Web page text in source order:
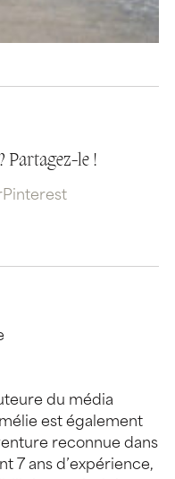
Partagez-le !
Pinterest
du média
est également
reconnue dans
7 ans d’expérience,